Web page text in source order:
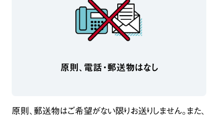
原則、電話・郵送物はなし
原則、郵送物はご希望がない限りお送りしません。また、